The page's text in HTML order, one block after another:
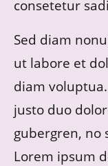
consetetur
Sed diam
ut labore et
diam
justo duo
gubergren, no
Lorem ipsum